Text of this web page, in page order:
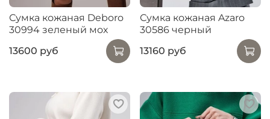
Сумка кожаная Deboro
30994 зеленый мох
13600 руб
Сумка кожаная Azaro
30586 черный
13160 руб